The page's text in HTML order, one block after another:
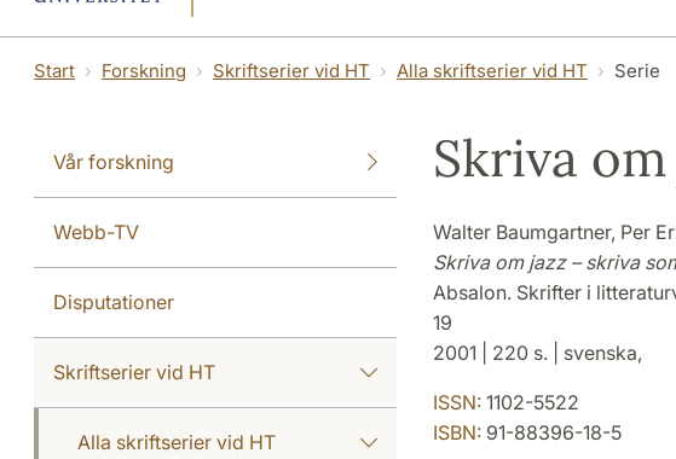
Start Forskning Skriftserier vid HT Alla skriftserier vid HT Serie
Vår forskning
Webb-TV
Disputationer
Skriftserier vid HT
Alla skriftserier vid HT
Skriva
Walter Baumgartner, Per
Skriva om jazz – skriva
Absalon. Skrifter i
19
2001 | 220 s. | svenska,
ISSN:1102-5522
ISBN:91-88396-18-5